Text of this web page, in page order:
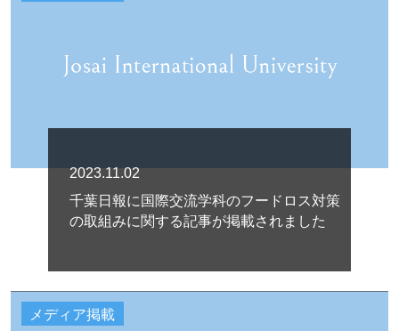
2023.11.02
千葉日報に国際交流学科のフードロス対策
の取組みに関する記事が掲載されました
メディア掲載